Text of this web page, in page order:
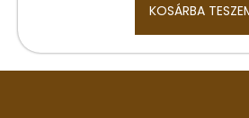
KOSÁRBA